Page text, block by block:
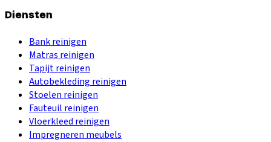
Diensten
Bank reinigen
Matras reinigen
Tapijt reinigen
Autobekleding reinigen
Stoelen reinigen
Fauteuil reinigen
Vloerkleed reinigen
Impregneren meubels